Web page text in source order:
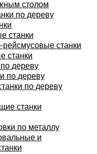
столом
по дереву
станки
станки
станки
дереву
по дереву
по дереву
станки
по металлу
и